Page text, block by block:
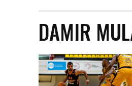
DAMIR